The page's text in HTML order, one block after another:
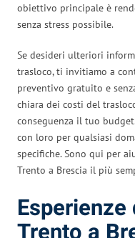
obiettivo principale è
senza stress possibile.
Se desideri ulteriori
trasloco, ti invitiamo a
preventivo gratuito e
chiara dei costi del
conseguenza il tuo
con loro per qualsiasi
specifiche. Sono qui per
Trento a Brescia il più